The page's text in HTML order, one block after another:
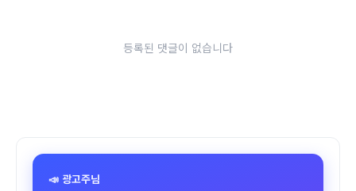
등록된 댓글이 없습니다
📣 광고주님